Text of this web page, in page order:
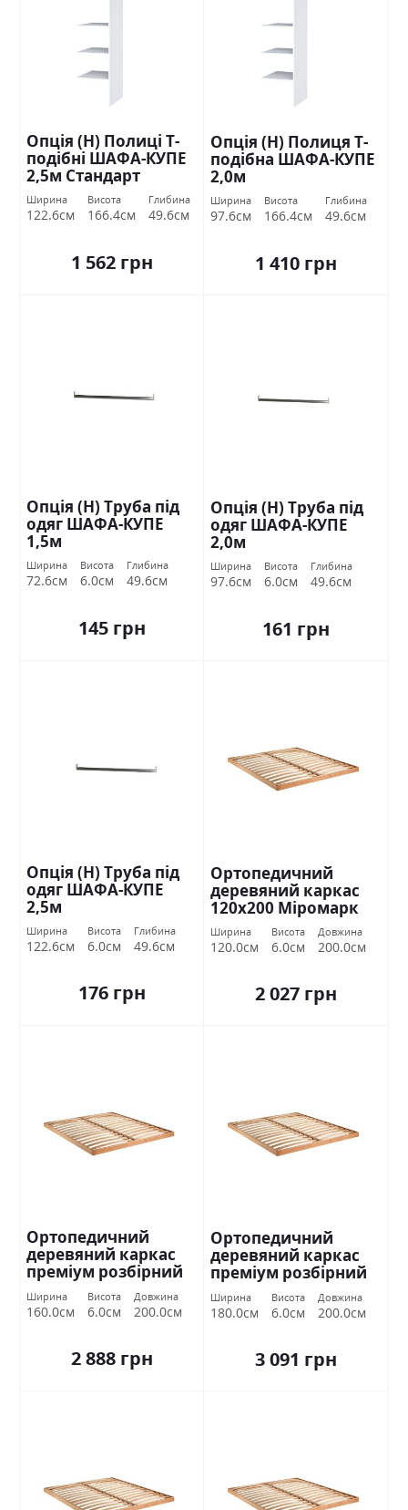
Опція (Н) Полиці Т-
подібні ШАФА-КУПЕ
2,5м Стандарт
Ширина
122.6см
Висота
166.4см
Глибина
49.6см
1 562 грн
Опція (Н) Полиця Т-
подібна ШАФА-КУПЕ
2,0м
Ширина
97.6см
Висота
166.4см
Глибина
49.6см
1 410 грн
Опція (Н) Труба під
одяг ШАФА-КУПЕ
1,5м
Ширина
72.6см
Висота
6.0см
Глибина
49.6см
145 грн
Опція (Н) Труба під
одяг ШАФА-КУПЕ
2,0м
Ширина
97.6см
Висота
6.0см
Глибина
49.6см
161 грн
Опція (Н) Труба під
одяг ШАФА-КУПЕ
2,5м
Ширина
122.6см
Висота
6.0см
Глибина
49.6см
176 грн
Ортопедичний
деревяний каркас
120х200 Міромарк
Ширина
120.0см
Висота
6.0см
Довжина
200.0см
2 027 грн
Ортопедичний
деревяний каркас
преміум розбірний
160х200 Міромарк
Ширина
160.0см
Висота
6.0см
Довжина
200.0см
2 888 грн
Ортопедичний
деревяний каркас
преміум розбірний
180х200 Міромарк
Ширина
180.0см
Висота
6.0см
Довжина
200.0см
3 091 грн